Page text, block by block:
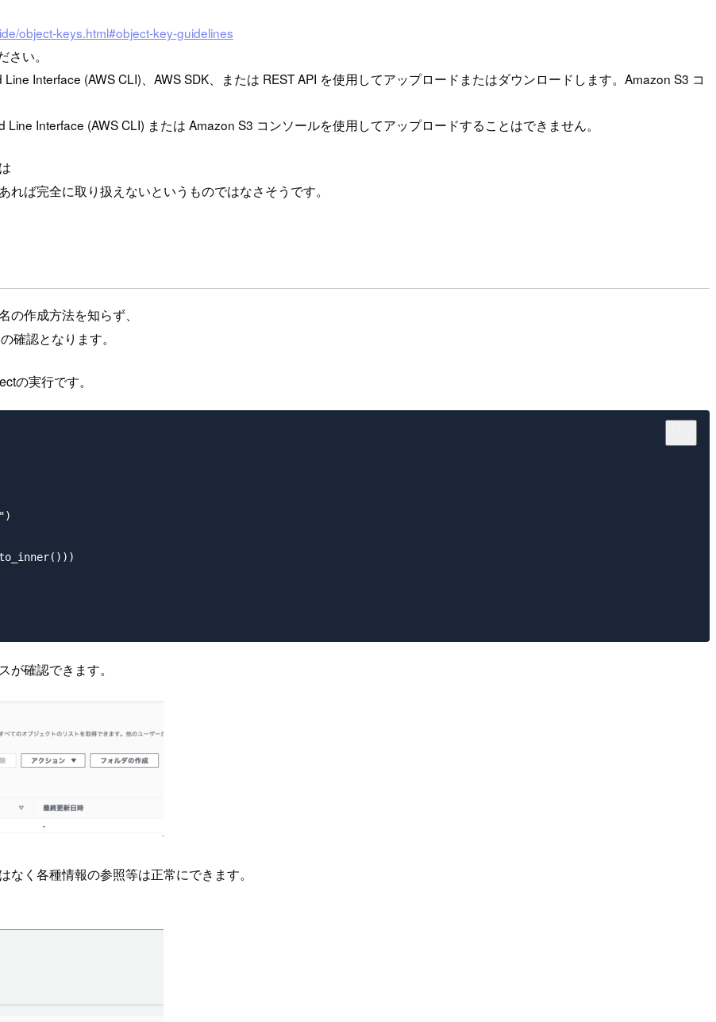
object-keys.html#object-key-guidelines
い。
Interface (AWS CLI)、AWS SDK、または REST API を使用してアップロードまたはダウンロードします。Amazon S3 コ
Interface (AWS CLI) または Amazon S3 コンソールを使用してアップロードすることはできません。
ば完全に取り扱えないというものではなさそうです。
の作成方法を知らず、
確認となります。
の実行です。
が確認できます。
く各種情報の参照等は正常にできます。